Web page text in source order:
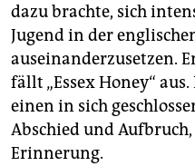
dazu brachte, sich
Jugend in der
auseinanderzusetzen.
fällt „Essex Honey“ aus.
einen in sich
Abschied und
Erinnerung.